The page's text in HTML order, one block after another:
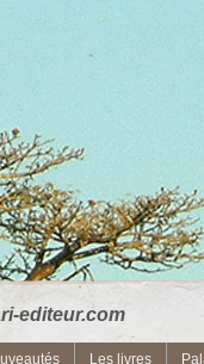
editeur.com
Les livres